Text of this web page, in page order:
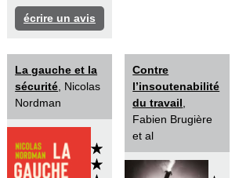
écrire un avis
La gauche et la
sécurité , Nicolas
Nordman
Contre
l’insoutenabilité
du travail
Fabien Brugière
et al